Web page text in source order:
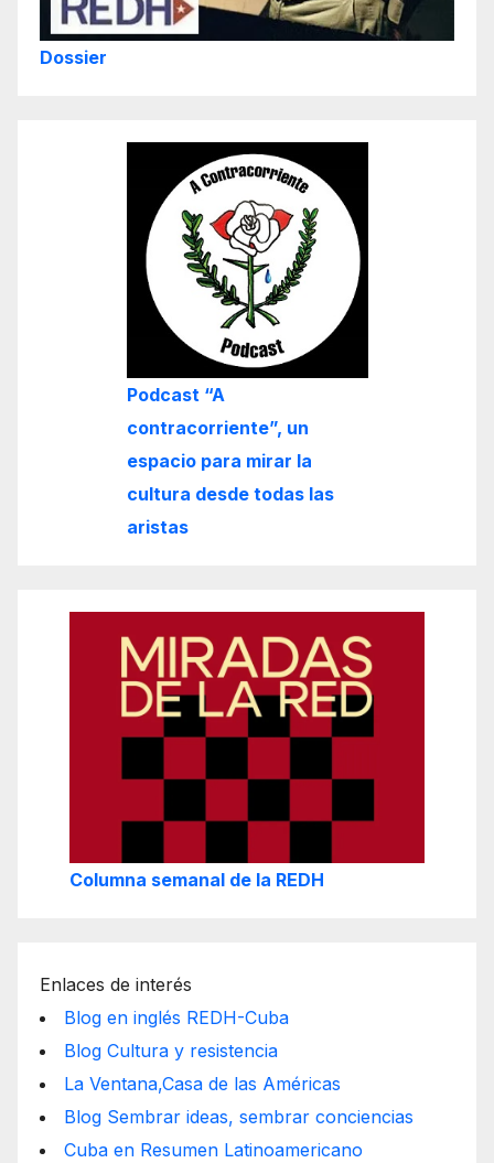
Dossier
Podcast “A
contracorriente”, un
espacio para mirar la
cultura desde todas las
aristas
Columna semanal de la REDH
Enlaces de interés
Blog en inglés REDH-Cuba
Blog Cultura y resistencia
La Ventana,Casa de las Américas
Blog Sembrar ideas, sembrar conciencias
Cuba en Resumen Latinoamericano